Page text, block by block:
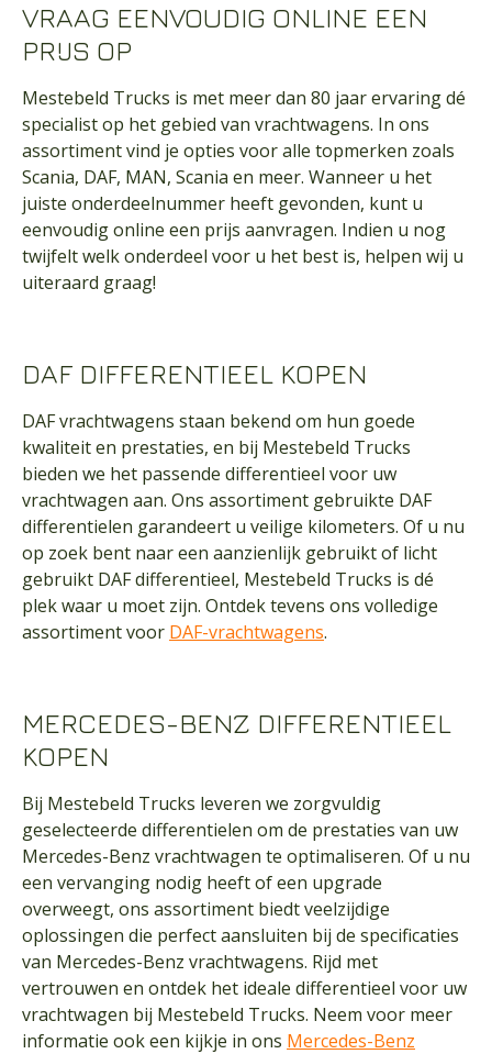
VRAAG EENVOUDIG ONLINE EEN
PRIJS OP
Mestebeld Trucks is met meer dan 80 jaar ervaring dé
specialist op het gebied van vrachtwagens. In ons
assortiment vind je opties voor alle topmerken zoals
Scania, DAF, MAN, Scania en meer. Wanneer u het
juiste onderdeelnummer heeft gevonden, kunt u
eenvoudig online een prijs aanvragen. Indien u nog
twijfelt welk onderdeel voor u het best is, helpen wij u
uiteraard graag!
DAF DIFFERENTIEEL KOPEN
DAF vrachtwagens staan bekend om hun goede
kwaliteit en prestaties, en bij Mestebeld Trucks
bieden we het passende differentieel voor uw
vrachtwagen aan. Ons assortiment gebruikte DAF
differentielen garandeert u veilige kilometers. Of u nu
op zoek bent naar een aanzienlijk gebruikt of licht
gebruikt DAF differentieel, Mestebeld Trucks is dé
plek waar u moet zijn. Ontdek tevens ons volledige
assortiment voor DAF-vrachtwagens.
MERCEDES-BENZ DIFFERENTIEEL
KOPEN
Bij Mestebeld Trucks leveren we zorgvuldig
geselecteerde differentielen om de prestaties van uw
Mercedes-Benz vrachtwagen te optimaliseren. Of u nu
een vervanging nodig heeft of een upgrade
overweegt, ons assortiment biedt veelzijdige
oplossingen die perfect aansluiten bij de specificaties
van Mercedes-Benz vrachtwagens. Rijd met
vertrouwen en ontdek het ideale differentieel voor uw
vrachtwagen bij Mestebeld Trucks. Neem voor meer
informatie ook een kijkje in ons Mercedes-Benz